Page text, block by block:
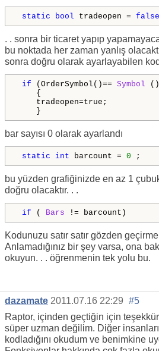
static bool tradeopen = false
. . sonra bir ticaret yapıp
bu noktada her zaman yanlış
sonra doğru olarak ayarlayabilen
if (OrderSymbol()== Symbol
{
tradeopen=true;
}
bar sayısı 0 olarak ayarlandı
static int barcount = 0 ;
bu yüzden grafiğinizde en az 1
doğru olacaktır. . .
if ( Bars != barcount)
Kodunuzu satır satır gözden
Anlamadığınız bir şey varsa, ona
okuyun. . . öğrenmenin tek yolu bu.
dazamate 2011.07.16 22:29 #5
Raptor, içinden geçtiğin için
süper uzman değilim. Diğer
kodladığını okudum ve benimkine